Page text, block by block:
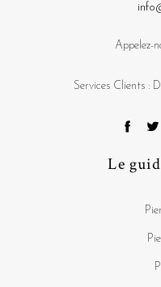
Appelez-
Services Clients :
Le